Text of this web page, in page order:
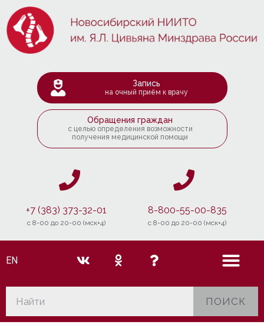
Запись
на очный приём к врачу
Обращения граждан
с целью определения возможности
получения медицинской помощи
+7 (383) 373-32-01
c 8-00 до 20-00 (мск+4)
8-800-55-00-835
c 8-00 до 20-00 (мск+4)
EN
ПОИСК